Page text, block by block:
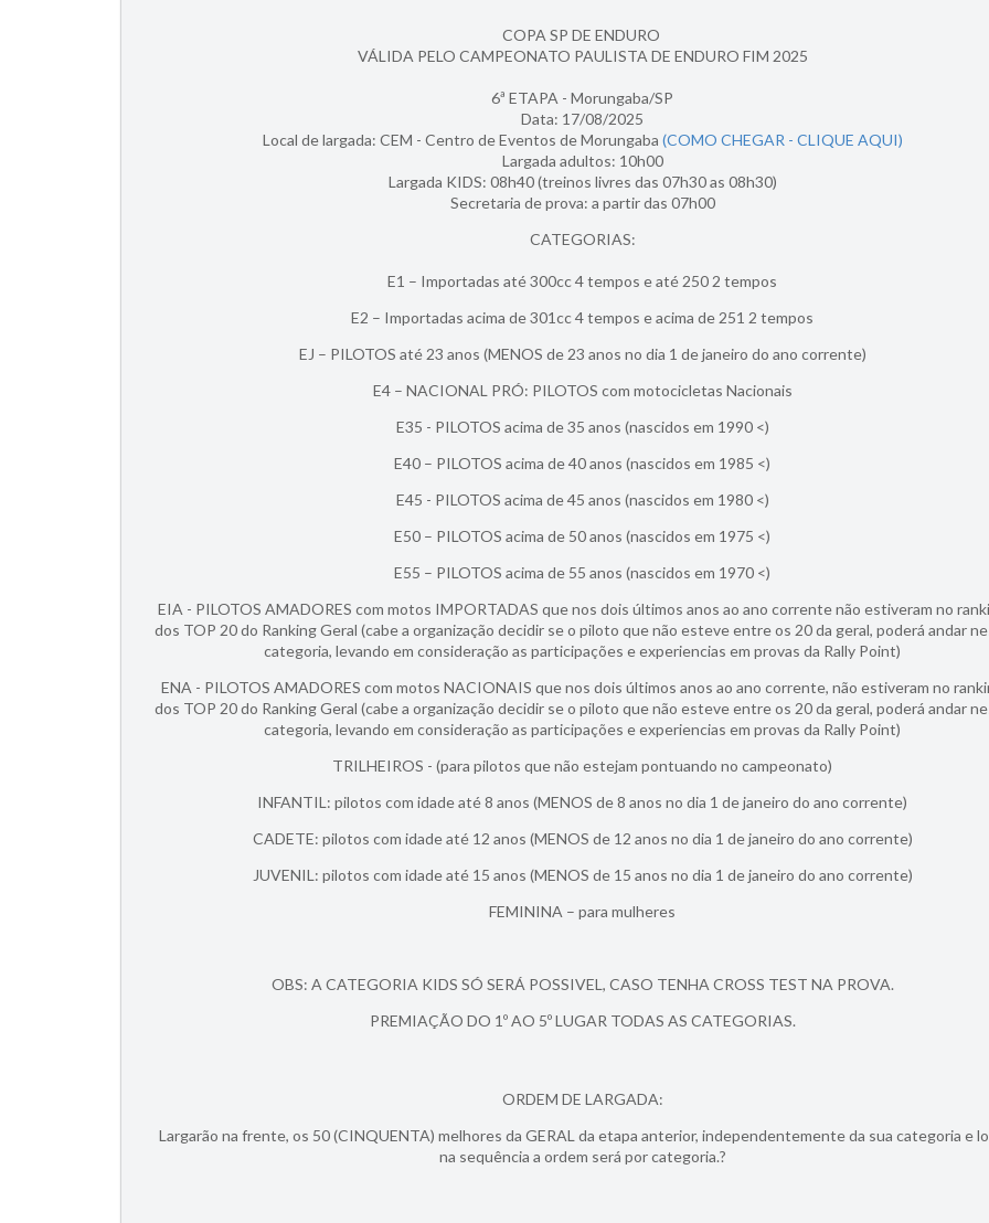
COPA SP DE ENDURO
VÁLIDA PELO CAMPEONATO PAULISTA DE ENDURO FIM 2025
6ª ETAPA - Morungaba/SP
Data: 17/08/2025
Local de largada: CEM - Centro de Eventos de Morungaba (COMO CHEGAR - CLIQUE AQUI)
Largada adultos: 10h00
Largada KIDS: 08h40 (treinos livres das 07h30 as 08h30)
Secretaria de prova: a partir das 07h00
CATEGORIAS:
E1 – Importadas até 300cc 4 tempos e até 250 2 tempos
E2 – Importadas acima de 301cc 4 tempos e acima de 251 2 tempos
EJ – PILOTOS até 23 anos (MENOS de 23 anos no dia 1 de janeiro do ano corrente)
E4 – NACIONAL PRÓ: PILOTOS com motocicletas Nacionais
E35 - PILOTOS acima de 35 anos (nascidos em 1990 <)
E40 – PILOTOS acima de 40 anos (nascidos em 1985 <)
E45 - PILOTOS acima de 45 anos (nascidos em 1980 <)
E50 – PILOTOS acima de 50 anos (nascidos em 1975 <)
E55 – PILOTOS acima de 55 anos (nascidos em 1970 <)
EIA - PILOTOS AMADORES com motos IMPORTADAS que nos dois últimos anos ao ano corrente não estiveram no
dos TOP 20 do Ranking Geral (cabe a organização decidir se o piloto que não esteve entre os 20 da geral, poderá andar
categoria, levando em consideração as participações e experiencias em provas da Rally Point)
ENA - PILOTOS AMADORES com motos NACIONAIS que nos dois últimos anos ao ano corrente, não estiveram no
dos TOP 20 do Ranking Geral (cabe a organização decidir se o piloto que não esteve entre os 20 da geral, poderá andar
categoria, levando em consideração as participações e experiencias em provas da Rally Point)
TRILHEIROS - (para pilotos que não estejam pontuando no campeonato)
INFANTIL: pilotos com idade até 8 anos (MENOS de 8 anos no dia 1 de janeiro do ano corrente)
CADETE: pilotos com idade até 12 anos (MENOS de 12 anos no dia 1 de janeiro do ano corrente)
JUVENIL: pilotos com idade até 15 anos (MENOS de 15 anos no dia 1 de janeiro do ano corrente)
FEMININA – para mulheres
OBS: A CATEGORIA KIDS SÓ SERÁ POSSIVEL, CASO TENHA CROSS TEST NA PROVA.
PREMIAÇÃO DO 1º AO 5º LUGAR TODAS AS CATEGORIAS.
ORDEM DE LARGADA:
Largarão na frente, os 50 (CINQUENTA) melhores da GERAL da etapa anterior, independentemente da sua categoria e
na sequência a ordem será por categoria.?